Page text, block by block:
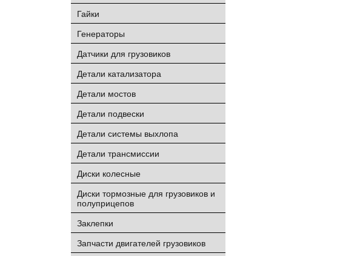
Гайки
Генераторы
Датчики для грузовиков
Детали катализатора
Детали мостов
Детали подвески
Детали системы выхлопа
Детали трансмиссии
Диски колесные
Диски тормозные для грузовиков и
полуприцепов
Заклепки
Запчасти двигателей грузовиков